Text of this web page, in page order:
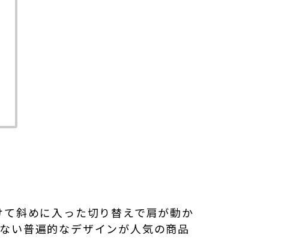
斜めに入った切り替えで肩が動か
い普遍的なデザインが人気の商品